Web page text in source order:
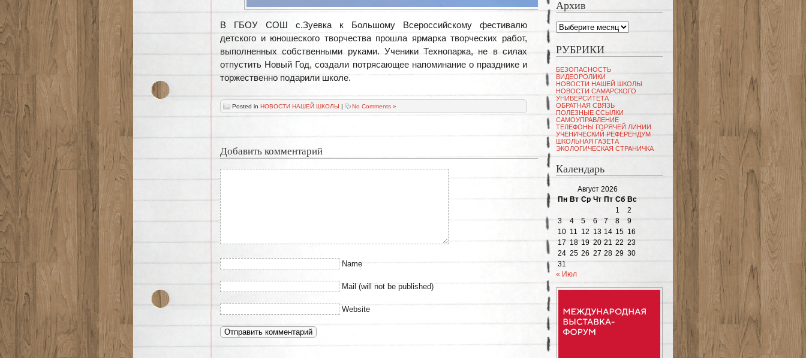
В ГБОУ СОШ с.Зуевка к Большому Всероссийскому фестивалю
детского и юношеского творчества прошла ярмарка творческих работ,
выполненных собственными руками. Ученики Технопарка, не в силах
отпустить Новый Год, создали потрясающее напоминание о празднике и
торжественно подарили школе.
Posted in НОВОСТИ НАШЕЙ ШКОЛЫ | No Comments »
Добавить комментарий
Name
Mail (will not be published)
Website
Архив
Архив
РУБРИКИ
БЕЗОПАСНОСТЬ
ВИДЕОРОЛИКИ
НОВОСТИ НАШЕЙ ШКОЛЫ
НОВОСТИ САМАРСКОГО
УНИВЕРСИТЕТА
ОБРАТНАЯ СВЯЗЬ
ПОЛЕЗНЫЕ ССЫЛКИ
САМОУПРАВЛЕНИЕ
ТЕЛЕФОНЫ ГОРЯЧЕЙ ЛИНИИ
УЧЕНИЧЕСКИЙ РЕФЕРЕНДУМ
ШКОЛЬНАЯ ГАЗЕТА
ЭКОЛОГИЧЕСКАЯ СТРАНИЧКА
Календарь
Август 2026
Пн Вт Ср Чт Пт Сб Вс
1
2
3
4 5 6 7 8
9
10 11 12 13 14 15 16
17 18 19 20 21 22 23
24 25 26 27 28 29 30
31
« Июл